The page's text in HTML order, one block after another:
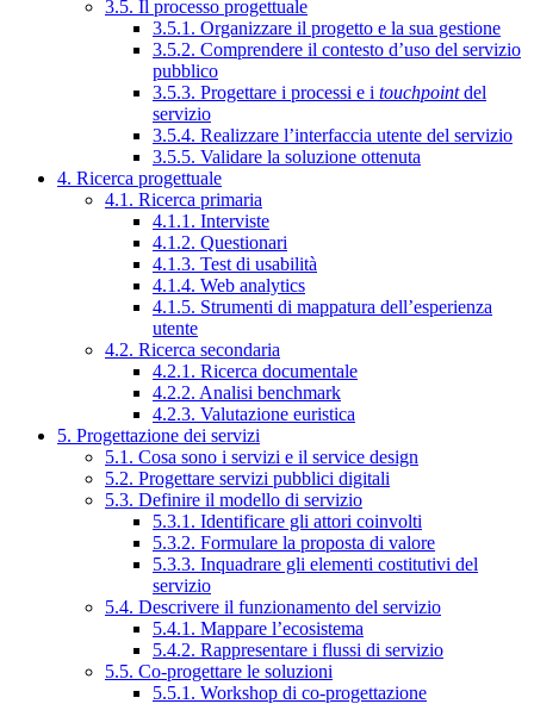
3.5. Il processo progettuale
3.5.1. Organizzare il progetto e la sua gestione
3.5.2. Comprendere il contesto d’uso del servizio
pubblico
3.5.3. Progettare i processi e i touchpointdel
servizio
3.5.4. Realizzare l’interfaccia utente del servizio
3.5.5. Validare la soluzione ottenuta
4. Ricerca progettuale
4.1. Ricerca primaria
4.1.1. Interviste
4.1.2. Questionari
4.1.3. Test di usabilità
4.1.4. Web analytics
4.1.5. Strumenti di mappatura dell’esperienza
utente
4.2. Ricerca secondaria
4.2.1. Ricerca documentale
4.2.2. Analisi benchmark
4.2.3. Valutazione euristica
5. Progettazione dei servizi
5.1. Cosa sono i servizi e il service design
5.2. Progettare servizi pubblici digitali
5.3. Definire il modello di servizio
5.3.1. Identificare gli attori coinvolti
5.3.2. Formulare la proposta di valore
5.3.3. Inquadrare gli elementi costitutivi del
servizio
5.4. Descrivere il funzionamento del servizio
5.4.1. Mappare l’ecosistema
5.4.2. Rappresentare i flussi di servizio
5.5. Co-progettare le soluzioni
5.5.1. Workshop di co-progettazione